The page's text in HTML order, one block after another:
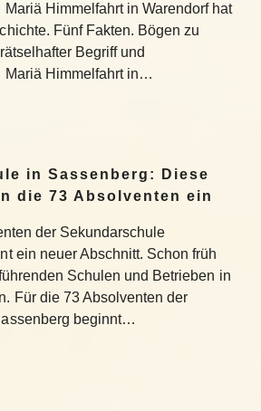
Himmelfahrt in Warendorf hat
Fünf Fakten. Bögen zu
Begriff und
Mariä Himmelfahrt in…
in Sassenberg: Diese
die 73 Absolventen ein
der Sekundarschule
ein neuer Abschnitt. Schon früh
Schulen und Betrieben in
Für die 73 Absolventen der
beginnt…